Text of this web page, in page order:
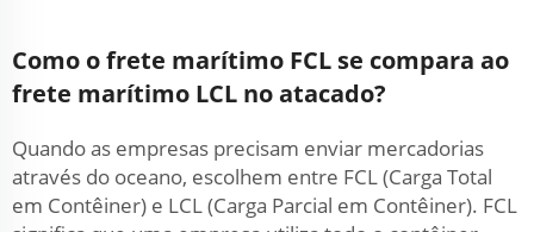
Como o frete marítimo FCL se compara ao
frete marítimo LCL no atacado?
Quando as empresas precisam enviar mercadorias
através do oceano, escolhem entre FCL (Carga Total
em Contêiner) e LCL (Carga Parcial em Contêiner). FCL